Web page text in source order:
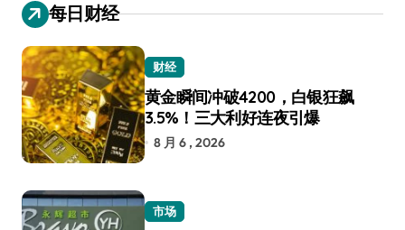
每日财经
财经
黄金瞬间冲破4200，白银狂飙
3.5%！三大利好连夜引爆
8 月 6 , 2026
市场